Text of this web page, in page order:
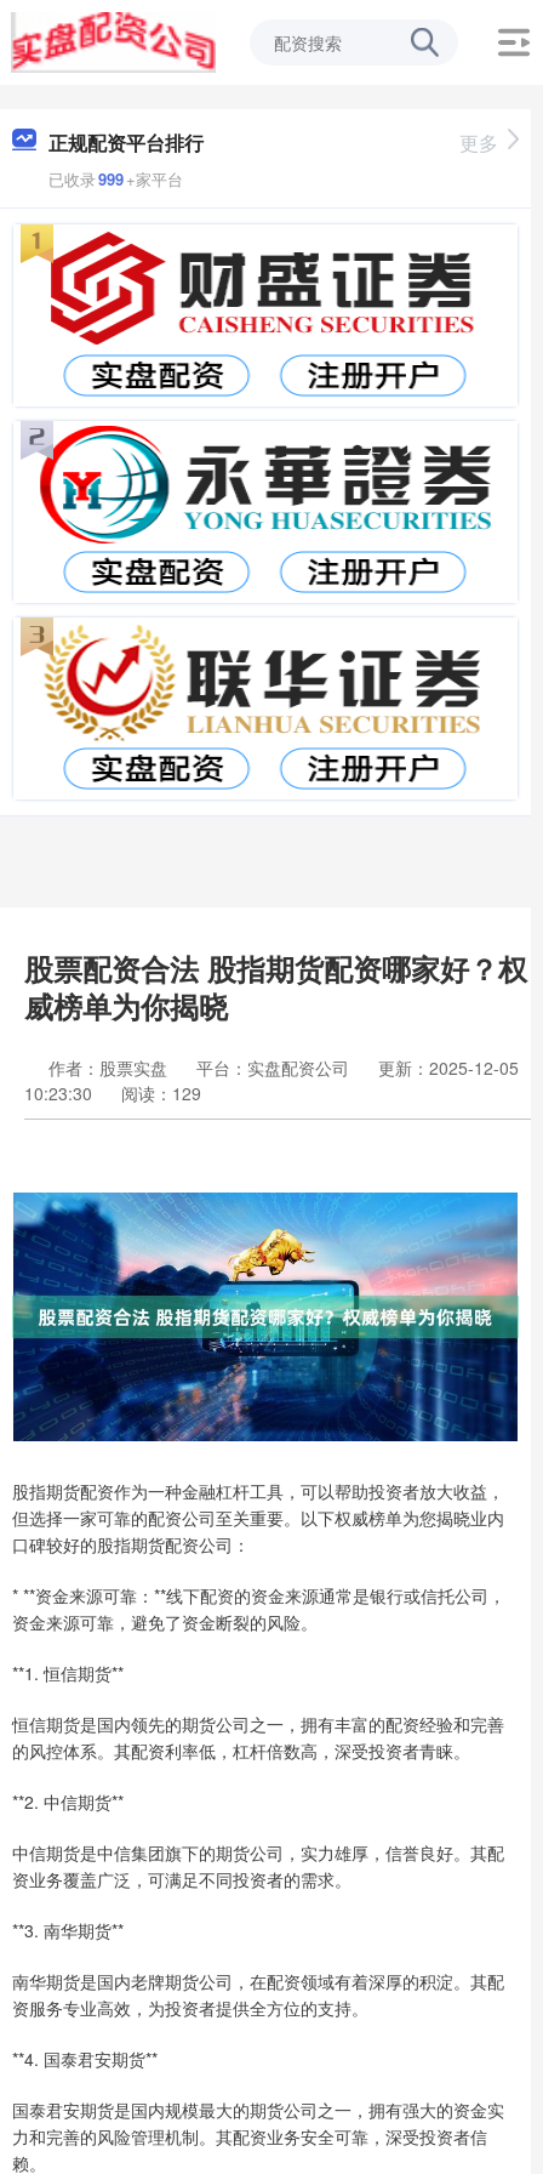
正规配资平台排行
已收录999+家平台
更多
股票配资合法 股指期货配资哪家好？权
威榜单为你揭晓
作者：股票实盘 平台：实盘配资公司
更新：2025-12-05
10:23:30
阅读：129
股指期货配资作为一种金融杠杆工具，可以帮助投资者放大收益，
但选择一家可靠的配资公司至关重要。以下权威榜单为您揭晓业内
口碑较好的股指期货配资公司：
* **资金来源可靠：**线下配资的资金来源通常是银行或信托公司，
资金来源可靠，避免了资金断裂的风险。
**1. 恒信期货**
恒信期货是国内领先的期货公司之一，拥有丰富的配资经验和完善
的风控体系。其配资利率低，杠杆倍数高，深受投资者青睐。
**2. 中信期货**
中信期货是中信集团旗下的期货公司，实力雄厚，信誉良好。其配
资业务覆盖广泛，可满足不同投资者的需求。
**3. 南华期货**
南华期货是国内老牌期货公司，在配资领域有着深厚的积淀。其配
资服务专业高效，为投资者提供全方位的支持。
**4. 国泰君安期货**
国泰君安期货是国内规模最大的期货公司之一，拥有强大的资金实
力和完善的风险管理机制。其配资业务安全可靠，深受投资者信
赖。